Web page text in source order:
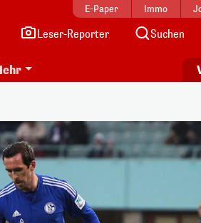
E-Paper Immo
Leser-Reporter Suchen